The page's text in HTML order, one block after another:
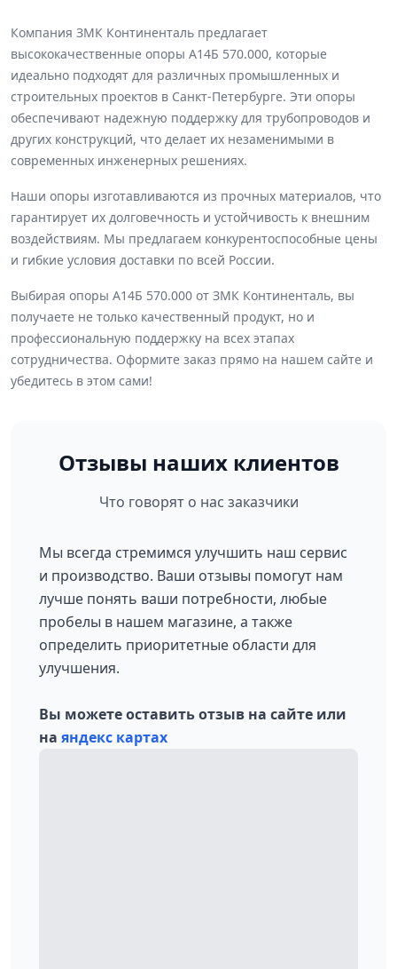
Компания ЗМК Континенталь предлагает
высококачественные опоры А14Б 570.000, которые
идеально подходят для различных промышленных и
строительных проектов в Санкт-Петербурге. Эти опоры
обеспечивают надежную поддержку для трубопроводов и
других конструкций, что делает их незаменимыми в
современных инженерных решениях.
Наши опоры изготавливаются из прочных материалов, что
гарантирует их долговечность и устойчивость к внешним
воздействиям. Мы предлагаем конкурентоспособные цены
и гибкие условия доставки по всей России.
Выбирая опоры А14Б 570.000 от ЗМК Континенталь, вы
получаете не только качественный продукт, но и
профессиональную поддержку на всех этапах
сотрудничества. Оформите заказ прямо на нашем сайте и
убедитесь в этом сами!
Отзывы наших клиентов
Что говорят о нас заказчики
Мы всегда стремимся улучшить наш сервис
и производство. Ваши отзывы помогут нам
лучше понять ваши потребности, любые
пробелы в нашем магазине, а также
определить приоритетные области для
улучшения.
Вы можете оставить отзыв на сайте или
на яндекс картах